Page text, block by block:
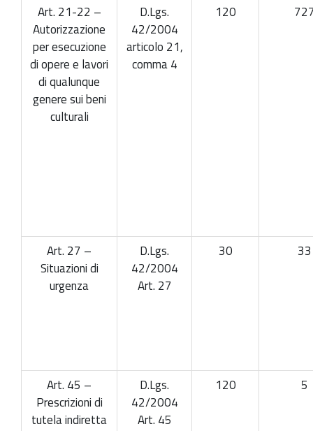
Art. 21-22 –
Autorizzazione
per esecuzione
di opere e lavori
di qualunque
genere sui beni
culturali
D.Lgs.
42/2004
articolo 21,
comma 4
120
Art. 27 –
Situazioni di
urgenza
D.Lgs.
42/2004
Art. 27
30 33
Art. 45 –
Prescrizioni di
tutela indiretta
D.Lgs.
42/2004
Art. 45
120 5